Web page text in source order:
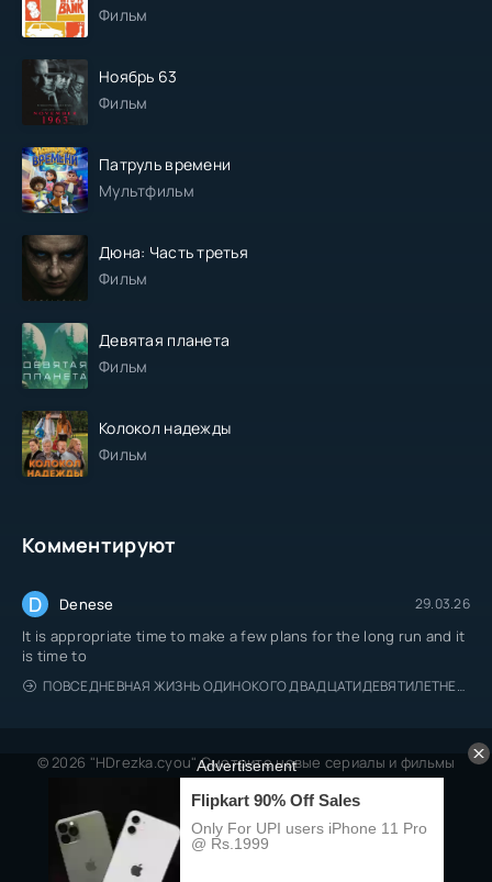
Фильм
Ноябрь 63
Фильм
Патруль времени
Мультфильм
Дюна: Часть третья
Фильм
Девятая планета
Фильм
Колокол надежды
Фильм
Комментируют
D Denese 29.03.26
It is appropriate time to make a few plans for the long run and it
is time to
ПОВСЕДНЕВНАЯ ЖИЗНЬ ОДИНОКОГО ДВАДЦАТИДЕВЯТИЛЕТНЕГО АВАНТЮРИСТА
© 2026 "HDrezka.cyou" Смотрите новые сериалы и фильмы
Все права защищены, берегитесь пиратов.
Правообладателям